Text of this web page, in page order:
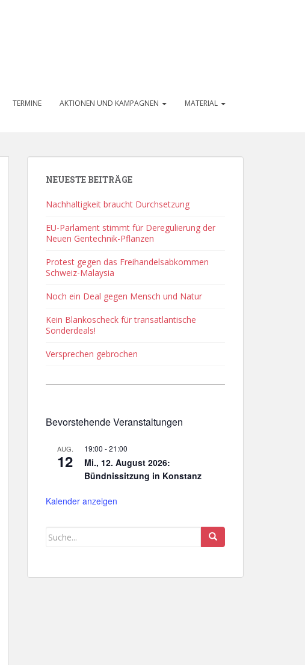
TERMINE AKTIONEN UND KAMPAGNEN MATERIAL
NEUESTE BEITRÄGE
Nachhaltigkeit braucht Durchsetzung
EU-Parlament stimmt für Deregulierung der
Neuen Gentechnik-Pflanzen
Protest gegen das Freihandelsabkommen
Schweiz-Malaysia
Noch ein Deal gegen Mensch und Natur
Kein Blankoscheck für transatlantische
Sonderdeals!
Versprechen gebrochen
Bevorstehende Veranstaltungen
AUG.
12
19:00 -21:00
Mi., 12. August 2026:
Bündnissitzung in Konstanz
Kalender anzeigen